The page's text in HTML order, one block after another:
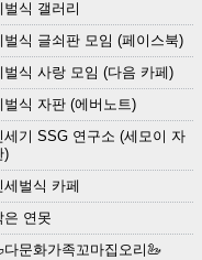
벌식 갤러리
벌식 글쇠판 모임 (페이스북)
벌식 사랑 모임 (다음 카페)
벌식 자판 (에버노트)
세기 SSG 연구소 (세모이 자
)
세벌식 카페
은 연못
다문화가족꼬마집오리🦢